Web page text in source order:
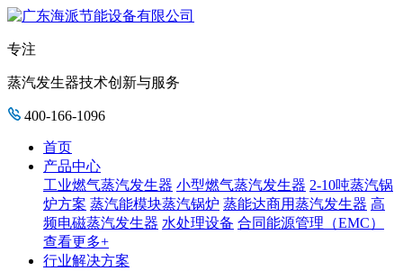
专注
蒸汽发生器技术创新与服务
400-166-1096
首页
产品中心
工业燃气蒸汽发生器 小型燃气蒸汽发生器 2-10吨蒸汽锅
炉方案 蒸汽能模块蒸汽锅炉 蒸能达商用蒸汽发生器 高
频电磁蒸汽发生器 水处理设备 合同能源管理（EMC）
查看更多+
行业解决方案